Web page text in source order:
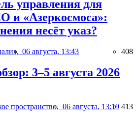
управления для
и «Азеркосмоса»:
несёт указ?
06 августа, 13:43 408
3–5 августа 2026
пространство, 06 августа, 13:19 413